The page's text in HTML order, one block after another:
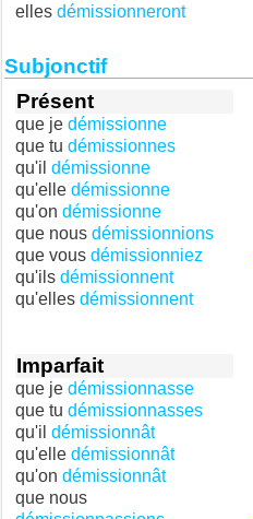
elles démissionneront
Subjonctif
Présent
que je démissionne
que tu démissionnes
qu'il démissionne
qu'elle démissionne
qu'on démissionne
que nous démissionnions
que vous démissionniez
qu'ils démissionnent
qu'elles démissionnent
Imparfait
que je démissionnasse
que tu démissionnasses
qu'il démissionnât
qu'elle démissionnât
qu'on démissionnât
que nous